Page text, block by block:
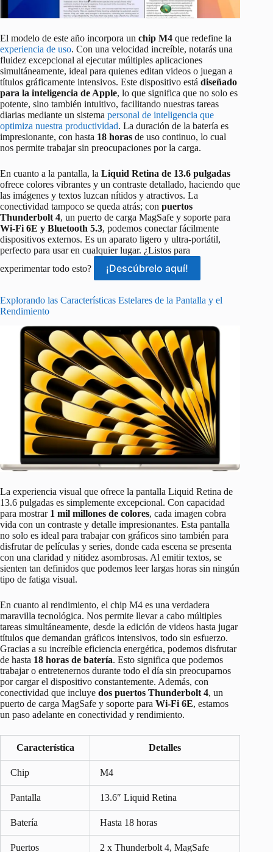
El modelo de este año incorpora un chip M4 que redefine la
experiencia de uso. Con una velocidad increíble, notarás una
fluidez excepcional al ejecutar múltiples aplicaciones
simultáneamente, ideal para quienes editan videos o juegan a
títulos gráficamente intensivos. Este dispositivo está diseñado
para la inteligencia de Apple, lo que significa que no solo es
potente, sino también intuitivo, facilitando nuestras tareas
diarias mediante un sistema personal de inteligencia que
optimiza nuestra productividad. La duración de la batería es
impresionante, con hasta 18 horas de uso continuo, lo cual
nos permite trabajar sin preocupaciones por la carga.
En cuanto a la pantalla, la Liquid Retina de 13.6 pulgadas
ofrece colores vibrantes y un contraste detallado, haciendo que
las imágenes y textos luzcan nítidos y atractivos. La
conectividad tampoco se queda atrás; con puertos
Thunderbolt 4, un puerto de carga MagSafe y soporte para
Wi-Fi 6E y Bluetooth 5.3, podemos conectar fácilmente
dispositivos externos. Es un aparato ligero y ultra-portátil,
perfecto para usar en cualquier lugar. ¿Listos para
experimentar todo esto?
¡Descúbrelo aquí!
Explorando las Características Estelares de la Pantalla y el
Rendimiento
La experiencia visual que ofrece la pantalla Liquid Retina de
13.6 pulgadas es simplemente excepcional. Con capacidad
para mostrar 1 mil millones de colores, cada imagen cobra
vida con un contraste y detalle impresionantes. Esta pantalla
no solo es ideal para trabajar con gráficos sino también para
disfrutar de películas y series, donde cada escena se presenta
con una claridad y nitidez asombrosas. Al emitir textos, se
sienten tan definidos que podemos leer largas horas sin ningún
tipo de fatiga visual.
En cuanto al rendimiento, el chip M4 es una verdadera
maravilla tecnológica. Nos permite llevar a cabo múltiples
tareas simultáneamente, desde la edición de videos hasta jugar
títulos que demandan gráficos intensivos, todo sin esfuerzo.
Gracias a su increíble eficiencia energética, podemos disfrutar
de hasta 18 horas de batería. Esto significa que podemos
trabajar o entretenernos durante todo el día sin preocuparnos
por cargar el dispositivo constantemente. Además, con
conectividad que incluye dos puertos Thunderbolt 4, un
puerto de carga MagSafe y soporte para Wi-Fi 6E, estamos
un paso adelante en conectividad y rendimiento.
Característica Detalles
Chip M4
Pantalla 13.6″ Liquid Retina
Batería Hasta 18 horas
Puertos 2 x Thunderbolt 4, MagSafe